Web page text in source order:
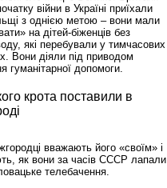
війни в Україні приїхали
з однією метою – вони мали
на дітей-біженців без
які перебували у тимчасових
Вони діяли під приводом
гуманітарної допомоги.
крота поставили в
вважають його «своїм» і
як вони за часів СССР лапали
телебачення.
Реконструкція подій 1 листопада